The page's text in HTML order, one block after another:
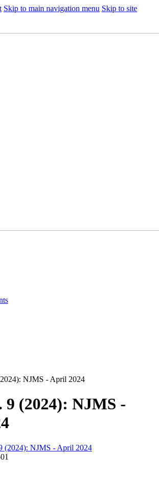
Skip to main navigation menu Skip to site
NJMS - April 2024
9 (2024): NJMS -